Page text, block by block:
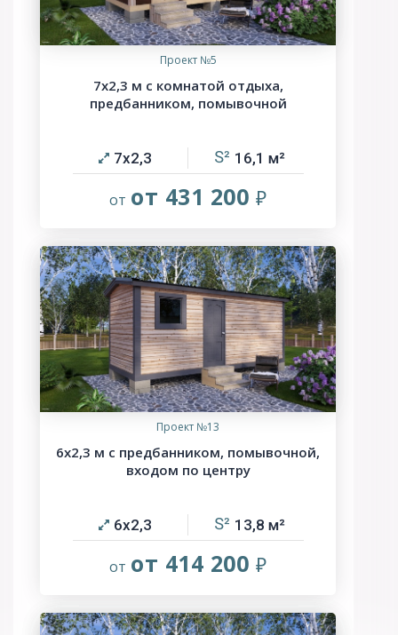
Проект №5
7х2,3 м с комнатой отдыха,
предбанником, помывочной
7х2,3 16,1
от 431 200
Проект №13
6х2,3 м с предбанником, помывочной,
входом по центру
6х2,3 13,8
от 414 200